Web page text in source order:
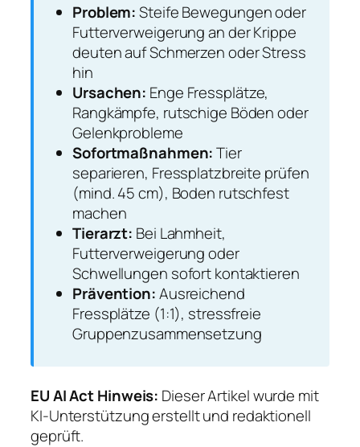
Problem:Steife Bewegungen oder
Futterverweigerung an der Krippe
deuten auf Schmerzen oder Stress
hin
Ursachen: Enge Fressplätze,
Rangkämpfe, rutschige Böden oder
Gelenkprobleme
Sofortmaßnahmen:Tier
separieren, Fressplatzbreite prüfen
(mind. 45 cm), Boden rutschfest
machen
Tierarzt: Bei Lahmheit,
Futterverweigerung oder
Schwellungen sofort kontaktieren
Prävention:Ausreichend
Fressplätze (1:1), stressfreie
Gruppenzusammensetzung
EU AI Act Hinweis: Dieser Artikel wurde mit
KI-Unterstützung erstellt und redaktionell
geprüft.